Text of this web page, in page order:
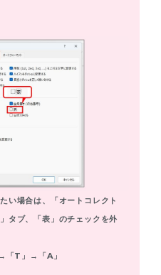
い場合は、「オートコレクト
タブ、「表」のチェックを外
「T」→「A」